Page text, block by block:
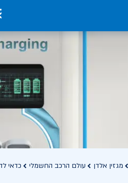
מגזין אלדן עולם הרכב החשמלי כדאי